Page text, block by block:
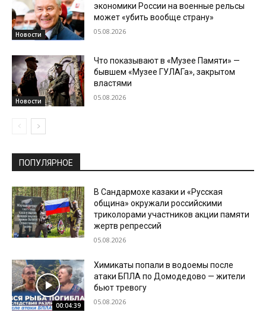
Новости
экономики России на военные рельсы
может «убить вообще страну»
05.08.2026
Новости
Что показывают в «Музее Памяти» —
бывшем «Музее ГУЛАГа», закрытом
властями
05.08.2026
ПОПУЛЯРНОЕ
В Сандармохе казаки и «Русская
община» окружали российскими
триколорами участников акции памяти
жертв репрессий
05.08.2026
00:04:39
Химикаты попали в водоемы после
атаки БПЛА по Домодедово — жители
бьют тревогу
05.08.2026